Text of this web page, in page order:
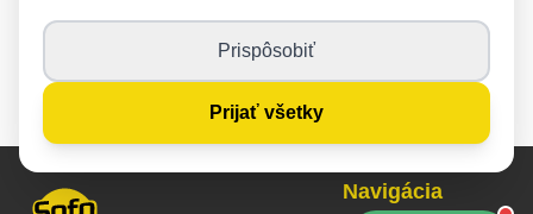
Sťahovanie kancelárií
Rýchle sťahovanie firiem s minimálnym prestojom.
Navigácia
Prispôsobiť
Prijať všetky